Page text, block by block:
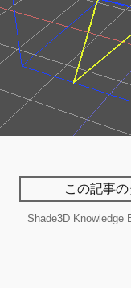
この記事
Shade3D Knowledge